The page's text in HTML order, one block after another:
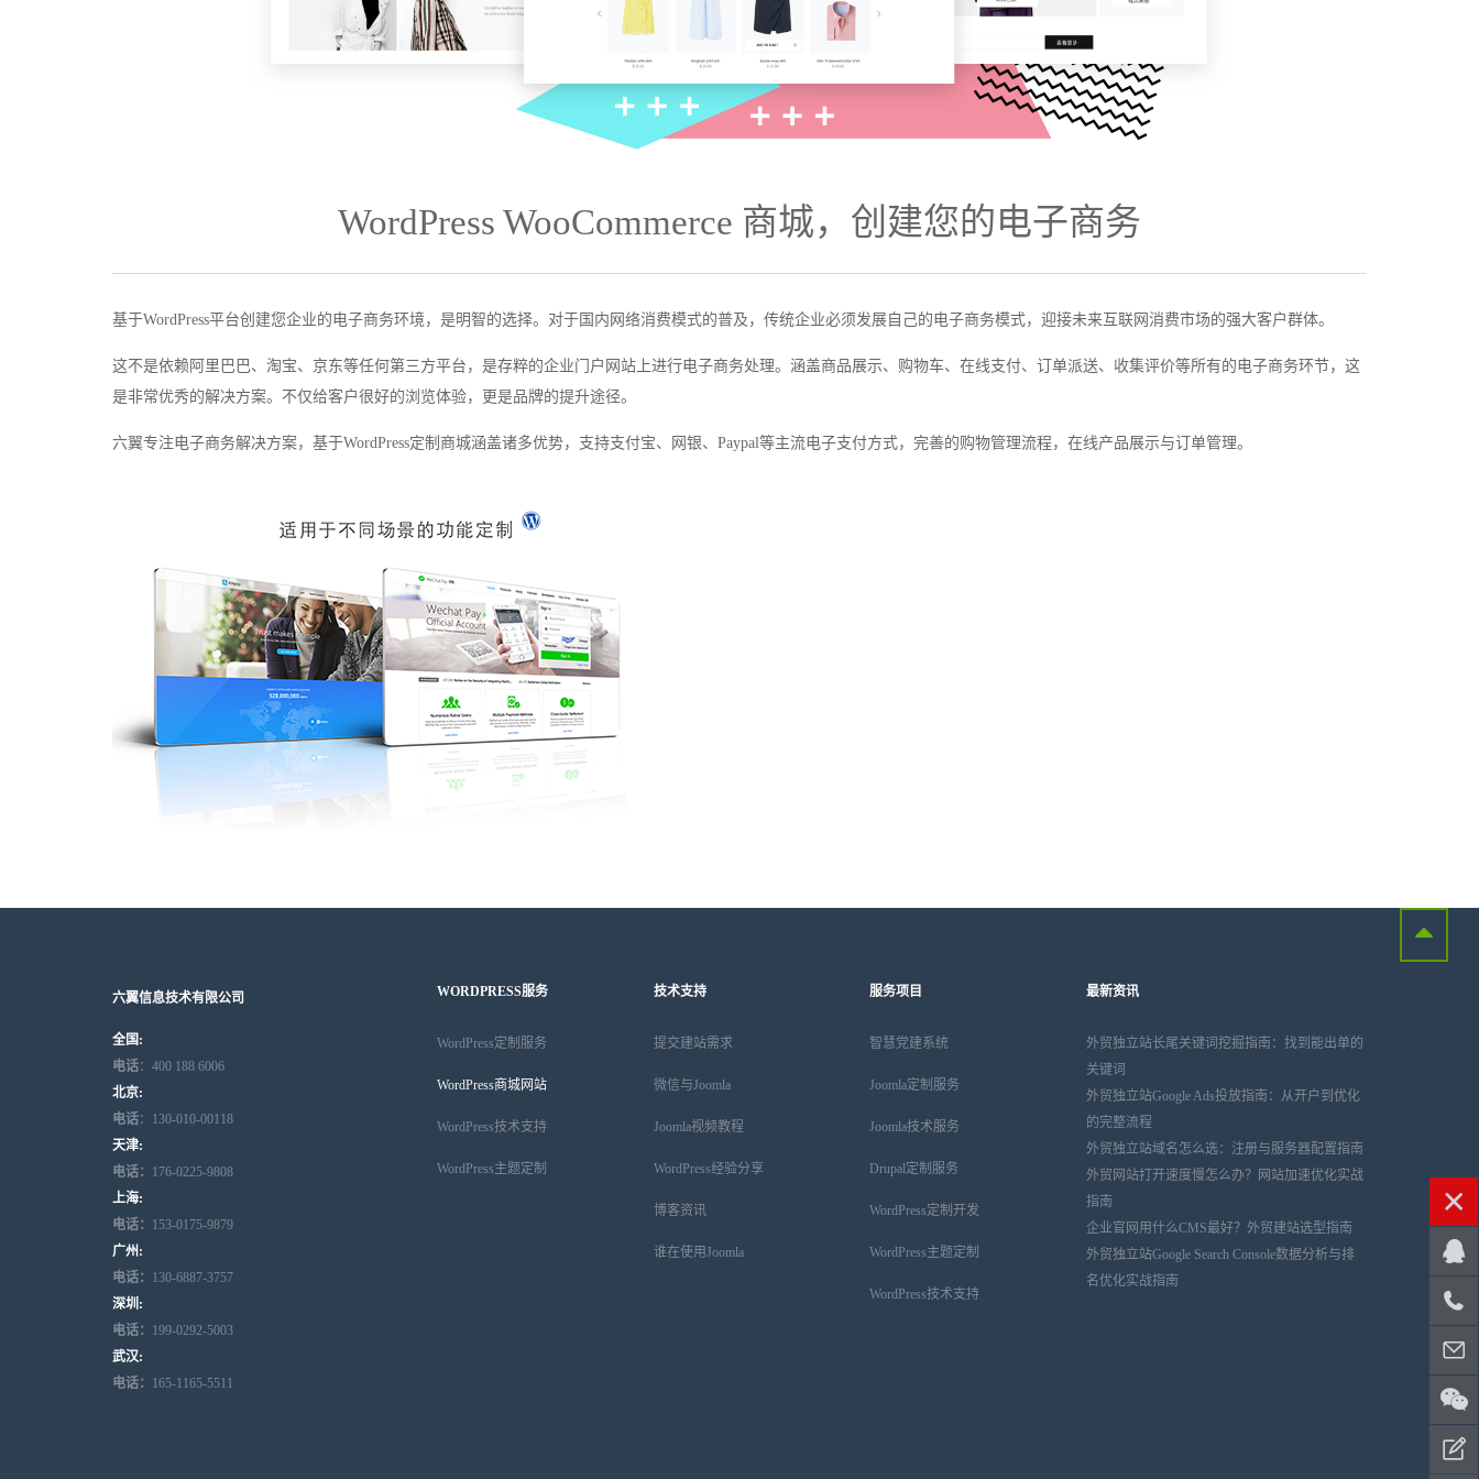
WordPress WooCommerce 商城，创建您的电子商务
基于WordPress平台创建您企业的电子商务环境，是明智的选择。对于国内网络消费模式的普及，传统企业必须发展自己的电子商务模式，迎接未来互联网消费市场的强大客户群体。
这不是依赖阿里巴巴、淘宝、京东等任何第三方平台，是存粹的企业门户网站上进行电子商务处理。涵盖商品展示、购物车、在线支付、订单派送、收集评价等所有的电子商务环节，这
是非常优秀的解决方案。不仅给客户很好的浏览体验，更是品牌的提升途径。
六翼专注电子商务解决方案，基于WordPress定制商城涵盖诸多优势，支持支付宝、网银、Paypal等主流电子支付方式，完善的购物管理流程，在线产品展示与订单管理。
六翼信息技术有限公司
全国:
电话：400 188 6006
北京:
电话：130-010-00118
天津:
电话： 176-0225-9808
上海:
电话： 153-0175-9879
广州:
电话： 130-6887-3757
深圳:
电话： 199-0292-5003
武汉:
电话： 165-1165-5511
WORDPRESS服务
WordPress定制服务
WordPress商城网站
WordPress技术支持
WordPress主题定制
技术支持
提交建站需求
微信与Joomla
Joomla视频教程
WordPress经验分享
博客资讯
谁在使用Joomla
服务项目
智慧党建系统
Joomla定制服务
Joomla技术服务
Drupal定制服务
WordPress定制开发
WordPress主题定制
WordPress技术支持
最新资讯
外贸独立站长尾关键词挖掘指南：找到能出单的
关键词
外贸独立站Google Ads投放指南：从开户到优化
的完整流程
外贸独立站域名怎么选：注册与服务器配置指南
外贸网站打开速度慢怎么办？网站加速优化实战
指南
企业官网用什么CMS最好？外贸建站选型指南
外贸独立站Google Search Console数据分析与排
名优化实战指南